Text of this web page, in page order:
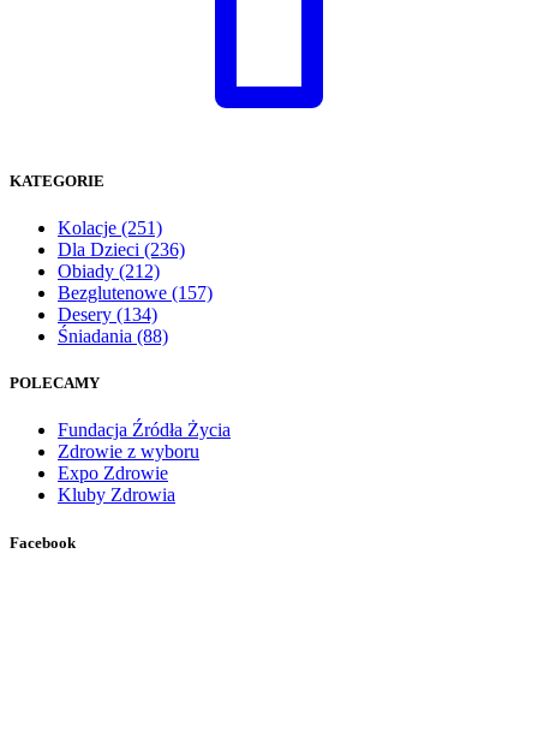
KATEGORIE
Kolacje (251)
Dla Dzieci (236)
Obiady (212)
Bezglutenowe (157)
Desery (134)
Śniadania (88)
POLECAMY
Fundacja Źródła Życia
Zdrowie z wyboru
Expo Zdrowie
Kluby Zdrowia
Facebook